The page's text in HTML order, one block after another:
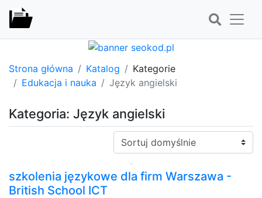
Strona główna Katalog
Kategorie
Edukacja i nauka
Język angielski
Kategoria: Język angielski
Sortuj:
szkolenia językowe dla firm Warszawa -
British School ICT